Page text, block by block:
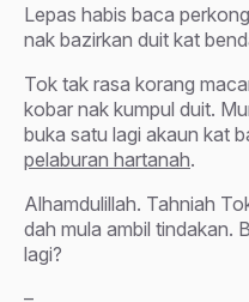
Lepas habis baca
nak bazirkan duit kat
Tok tak rasa korang
kobar nak kumpul duit.
buka satu lagi akaun kat
pelaburan hartanah.
Alhamdulillah. Tahniah
dah mula ambil tindakan.
lagi?